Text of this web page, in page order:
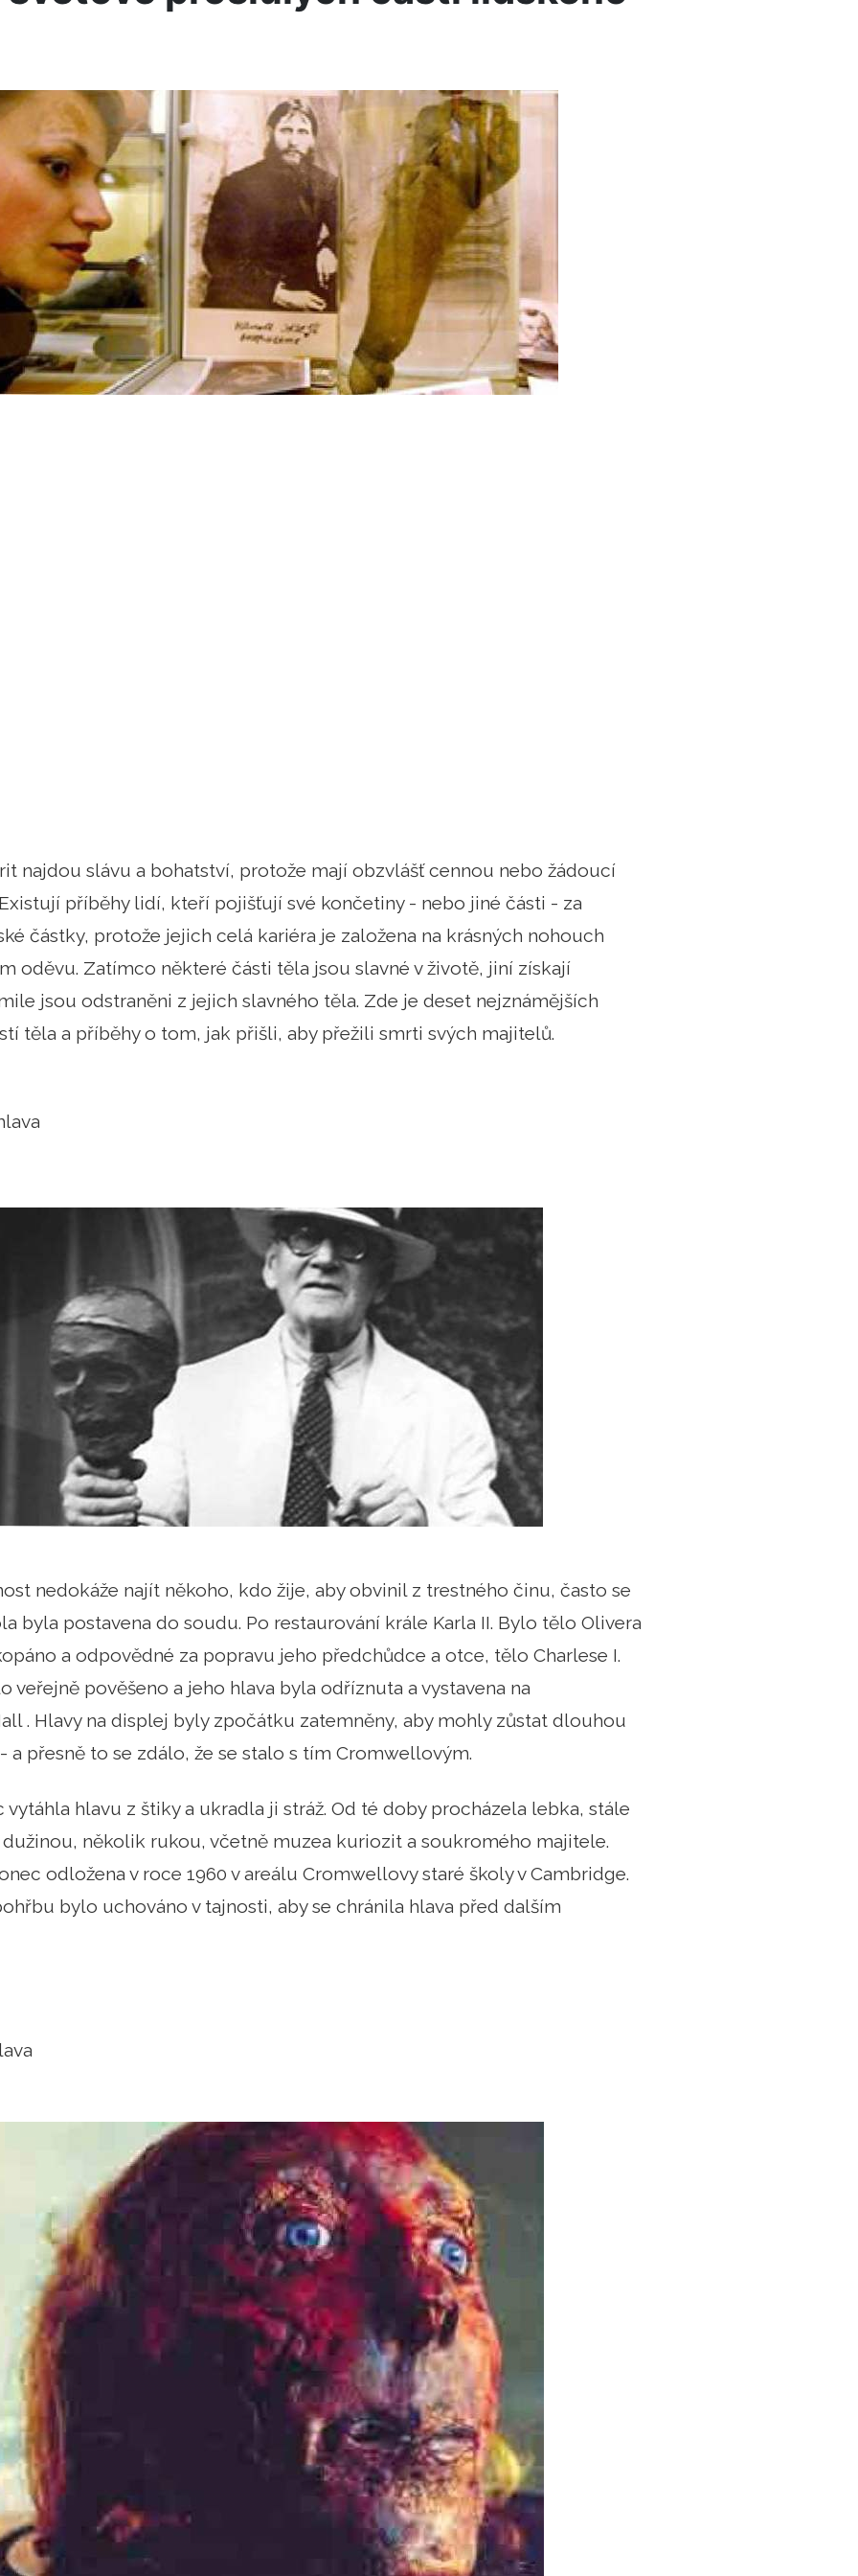
najdou slávu a bohatství, protože mají obzvlášť cennou nebo žádoucí
příběhy lidí, kteří pojišťují své končetiny - nebo jiné části - za
částky, protože jejich celá kariéra je založena na krásných nohouch
oděvu. Zatímco některé části těla jsou slavné v životě, jiní získají
jsou odstraněni z jejich slavného těla. Zde je deset nejznámějších
těla a příběhy o tom, jak přišli, aby přežili smrti svých majitelů.
nedokáže najít někoho, kdo žije, aby obvinil z trestného činu, často se
byla postavena do soudu. Po restaurování krále Karla II. Bylo tělo Olivera
a odpovědné za popravu jeho předchůdce a otce, tělo Charlese I.
veřejně pověšeno a jeho hlava byla odříznuta a vystavena na
. Hlavy na displej byly zpočátku zatemněny, aby mohly zůstat dlouhou
a přesně to se zdálo, že se stalo s tím Cromwellovým.
vytáhla hlavu z štiky a ukradla ji stráž. Od té doby procházela lebka, stále
několik rukou, včetně muzea kuriozit a soukromého majitele.
odložena v roce 1960 v areálu Cromwellovy staré školy v Cambridge.
bylo uchováno v tajnosti, aby se chránila hlava před dalším